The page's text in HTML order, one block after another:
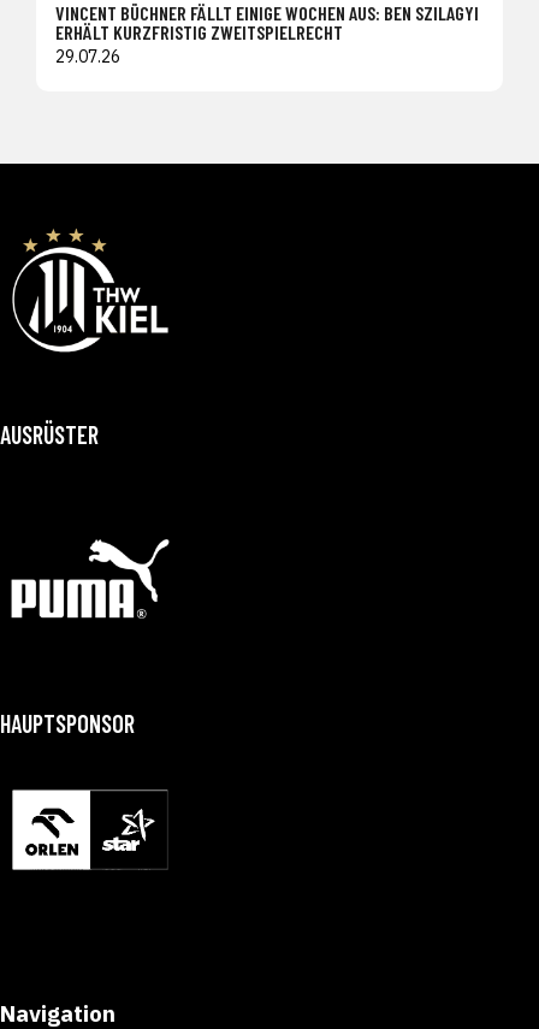
VINCENT BÜCHNER FÄLLT EINIGE WOCHEN AUS: BEN SZILAGYI
ERHÄLT KURZFRISTIG ZWEITSPIELRECHT
29.07.26
AUSRÜSTER
HAUPTSPONSOR
Navigation